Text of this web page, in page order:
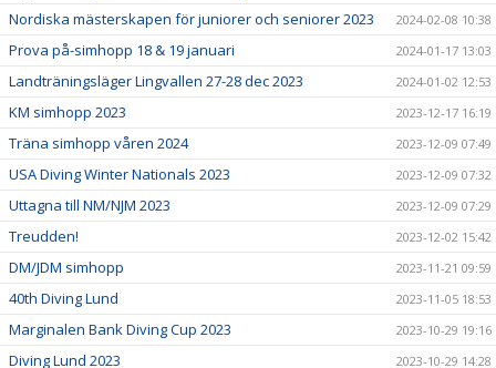
Nordiska mästerskapen för juniorer och seniorer 2023 2024-02-08 10:38
Prova på-simhopp 18 & 19 januari 2024-01-17 13:03
Landträningsläger Lingvallen 27-28 dec 2023 2024-01-02 12:53
KM simhopp 2023 2023-12-17 16:19
Träna simhopp våren 2024 2023-12-09 07:49
USA Diving Winter Nationals 2023 2023-12-09 07:32
Uttagna till NM/NJM 2023 2023-12-09 07:29
Treudden! 2023-12-02 15:42
DM/JDM simhopp 2023-11-21 09:59
40th Diving Lund 2023-11-05 18:53
Marginalen Bank Diving Cup 2023 2023-10-29 19:16
Diving Lund 2023 2023-10-29 14:28